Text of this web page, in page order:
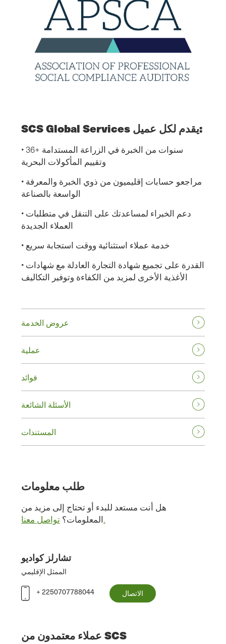
SCS Global Services يقدم لكل عميل:
• 36+ سنوات من الخبرة في الزراعة المستدامة
• مراجعو حسابات إقليميون من ذوي الخبرة والمعرفة
الواسعة بالصناعة
• دعم الخبراء لمساعدتك على التنقل في متطلبات
• القدرة على تجميع شهادة التجارة العادلة مع شهادات
الأغذية الأخرى لمزيد من الكفاءة وتوفير التكاليف
عروض الخدمة
عملية
فوائد
الأسئلة الشائعة
المستندات
طلب معلومات
هل أنت مستعد للبدء أو تحتاج إلى مزيد من
المعلومات؟تواصل معنا.
تشارلز كواديو
الممثل الإقليمي
+ 2250707788044
الاتصال
عملاء معتمدون من SCS